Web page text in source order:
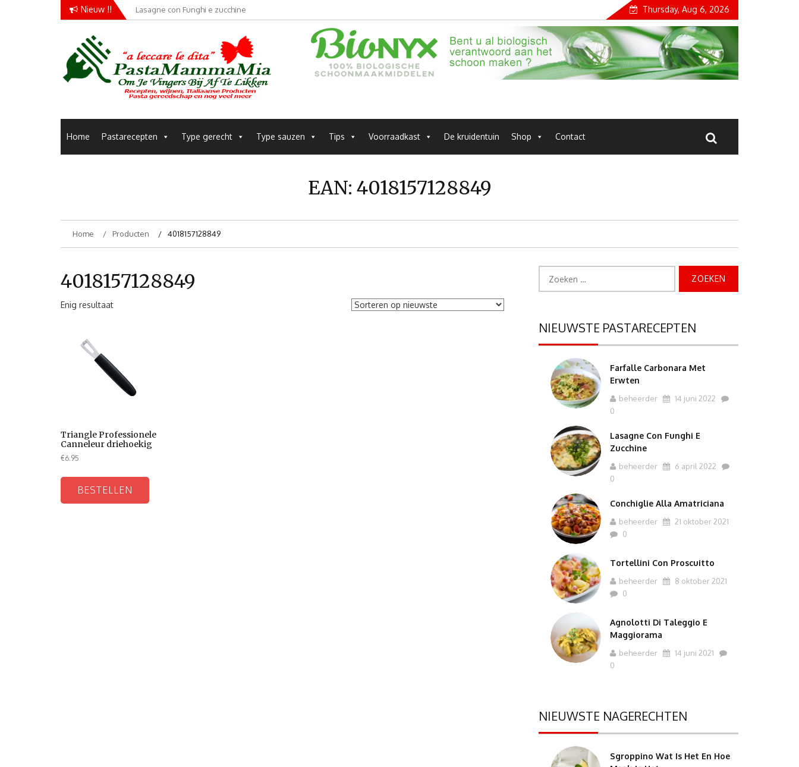
Nieuw !! Lasagne con Funghi e zucchine Thursday, Aug 6, 2026
Pastamammamia
Home Pastarecepten Type gerecht Type sauzen Tips Voorraadkast De kruidentuin Shop Contact
EAN: 4018157128849
Home Producten 4018157128849
4018157128849
Enig resultaat
Triangle Professionele
Canneleur driehoekig
€6.95
BESTELLEN
naar:
NIEUWSTE PASTARECEPTEN
Farfalle Carbonara Met
Erwten
beheerder
14 juni 2022
0
Lasagne Con Funghi E
Zucchine
beheerder
6 april 2022
0
Conchiglie Alla Amatriciana
beheerder
21 oktober 2021
0
Tortellini Con Proscuitto
beheerder
8 oktober 2021
0
Agnolotti Di Taleggio E
Maggiorama
beheerder
14 juni 2021
0
NIEUWSTE NAGERECHTEN
Sgroppino Wat Is Het En Hoe